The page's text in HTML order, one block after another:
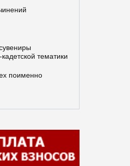
тематики
поименно